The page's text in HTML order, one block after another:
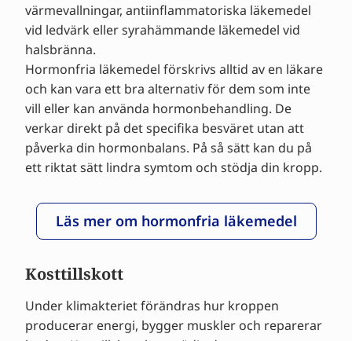
värmevallningar, antiinflammatoriska läkemedel
vid ledvärk eller syrahämmande läkemedel vid
halsbränna.
Hormonfria läkemedel förskrivs alltid av en läkare
och kan vara ett bra alternativ för dem som inte
vill eller kan använda hormonbehandling. De
verkar direkt på det specifika besväret utan att
påverka din hormonbalans. På så sätt kan du på
ett riktat sätt lindra symtom och stödja din kropp.
Läs mer om hormonfria läkemedel
Kosttillskott
Under klimakteriet förändras hur kroppen
producerar energi, bygger muskler och reparerar